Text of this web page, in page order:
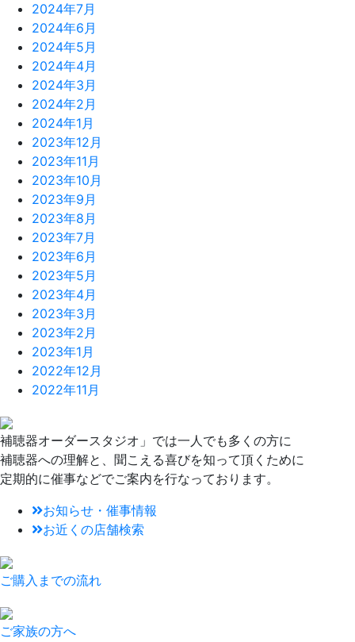
2024年7月
2024年6月
2024年5月
2024年4月
2024年3月
2024年2月
2024年1月
2023年12月
2023年11月
2023年10月
2023年9月
2023年8月
2023年7月
2023年6月
2023年5月
2023年4月
2023年3月
2023年2月
2023年1月
2022年12月
2022年11月
補聴器オーダースタジオ」では一人でも多くの方に
補聴器への理解と、聞こえる喜びを知って頂くために
定期的に催事などでご案内を行なっております。
お知らせ・催事情報
お近くの店舗検索
ご購入までの流れ
ご家族の方へ